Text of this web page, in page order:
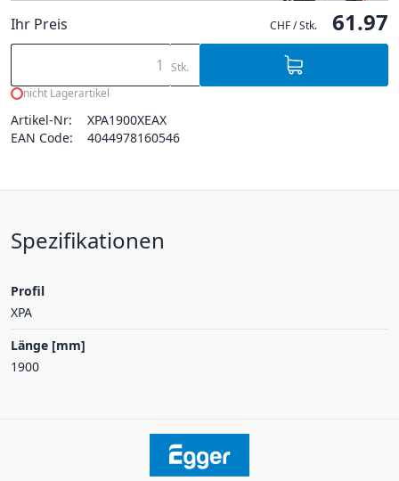
Ihr Preis CHF / Stk. 61.97
Stk.
nicht Lagerartikel
Artikel-Nr:
XPA1900XEAX
EAN Code:
4044978160546
Spezifikationen
Profil
XPA
Länge [mm]
1900